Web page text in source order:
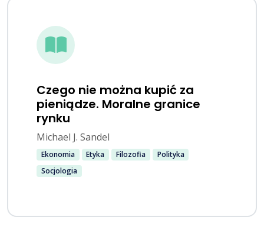
Czego nie można kupić za
pieniądze. Moralne granice
rynku
Michael J. Sandel
Ekonomia Etyka Filozofia
Polityka
Socjologia